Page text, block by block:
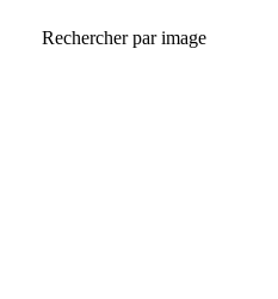
Rechercher par image